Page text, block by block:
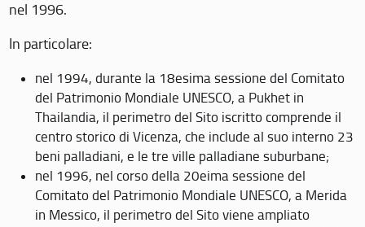
nel 1996.
In particolare:
nel 1994, durante la 18esima sessione del Comitato
del Patrimonio Mondiale UNESCO, a Pukhet in
Thailandia, il perimetro del Sito iscritto comprende il
centro storico di Vicenza, che include al suo interno 23
beni palladiani, e le tre ville palladiane suburbane;
nel 1996, nel corso della 20eima sessione del
Comitato del Patrimonio Mondiale UNESCO, a Merida
in Messico, il perimetro del Sito viene ampliato